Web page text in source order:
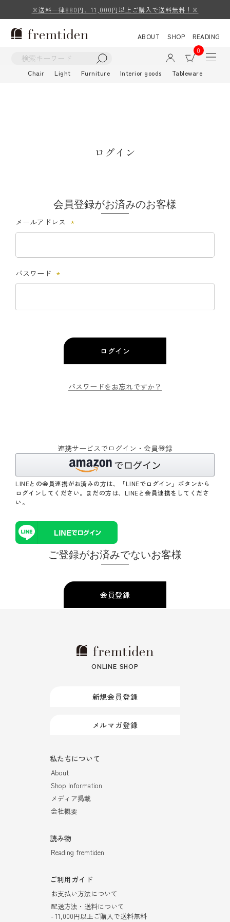
※送料一律880円、11,000円以上ご購入で送料無料！※
ABOUT SHOP
READING
0
Chair Light Furniture Interior goods Tableware
ログイン
会員登録がお済みのお客様
メールアドレス
(必
パスワード
(必
ログイン
パスワードをお忘れですか？
連携サービスでログイン・会員登録
LINEとの会員連携がお済みの方は、「LINEでログイン」ボタンから
ログインしてください。まだの方は、 LINEと会員連携をしてくださ
い。
ご登録がお済みでないお客様
会員登録
ONLINE SHOP
新規会員登録
メルマガ登録
私たちについて
About
Shop Information
メディア掲載
会社概要
読み物
Reading fremtiden
ご利用ガイド
お支払い方法について
配送方法・送料について
- 11,000円以上ご購入で送料無料